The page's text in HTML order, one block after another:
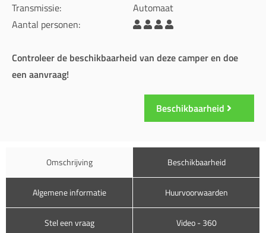
Transmissie:
Automaat
Aantal personen:
Controleer de beschikbaarheid van deze camper en doe
een aanvraag!
Beschikbaarheid
Omschrijving Beschikbaarheid
Algemene informatie Huurvoorwaarden
Stel een vraag Video - 360